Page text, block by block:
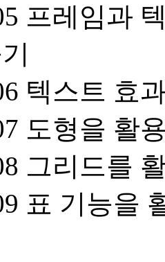
프레임과
텍스트 효
도형을 활
그리드를
표 기능을